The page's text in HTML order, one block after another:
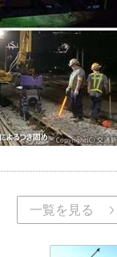
一覧を見る